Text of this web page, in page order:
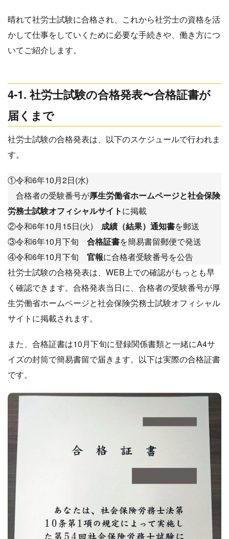
晴れて社労士試験に合格され、これから社労士の資格を活
かして仕事をしていくために必要な手続きや、働き方につ
いてご紹介します。
4-1. 社労士試験の合格発表〜合格証書が
届くまで
社労士試験の合格発表は、以下のスケジュールで行われま
す。
①令和6年10月2日(水)
合格者の受験番号が厚生労働省ホームページと社会保険
労務士試験オフィシャルサイトに掲載
②令和6年10月15日(火) 成績（結果）通知書を郵送
③令和6年10月下旬 合格証書を簡易書留郵便で発送
④令和6年10月下旬 官報に合格者受験番号を公告
社労士試験の合格発表は、WEB上での確認がもっとも早
く確認できます。合格発表当日に、合格者の受験番号が厚
生労働省ホームページと社会保険労務士試験オフィシャル
サイトに掲載されます。
また、合格証書は10月下旬に登録関係書類と一緒にA4サ
イズの封筒で簡易書留で届きます。以下は実際の合格証書
です。